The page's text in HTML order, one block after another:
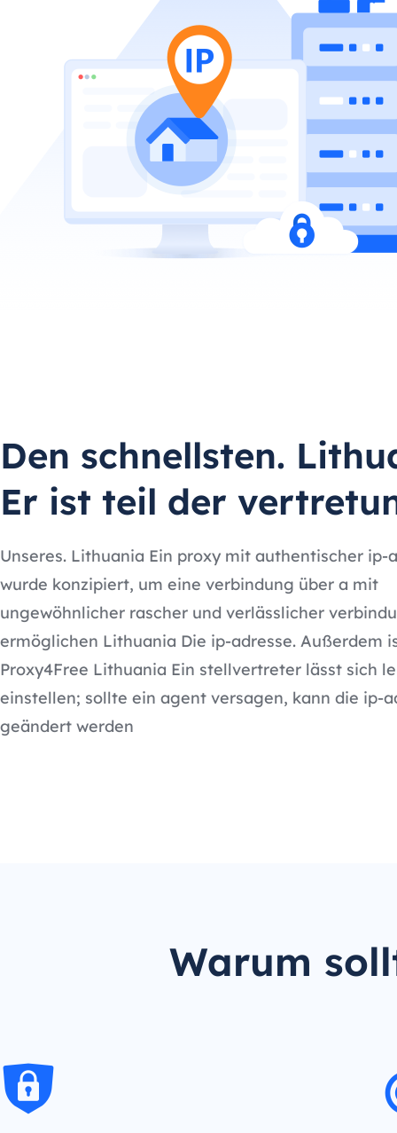
Den schnellsten.
Er ist teil der
Unseres. Lithuania Ein proxy mit authentischer ip-
wurde konzipiert, um eine verbindung über a mit
ungewöhnlicher rascher und verlässlicher
ermöglichen Lithuania Die ip-adresse. Außerdem
Proxy4Free Lithuania Ein stellvertreter lässt sich
einstellen; sollte ein agent versagen, kann die ip-
geändert werden
Warum